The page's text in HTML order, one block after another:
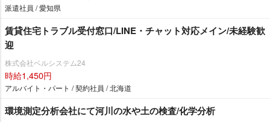
派遣社員 / 愛知県
賃貸住宅トラブル受付窓口/LINE・チャット対応メイン/未経験歓
迎
株式会社ベルシステム24
時給1,450円
アルバイト・パート / 契約社員 / 北海道
環境測定分析会社にて河川の水や土の検査/化学分析